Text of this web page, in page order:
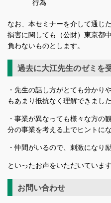
行為
なお、本セミナーを介して通じ
損害に関しても（公財）東京都
負わないものとします。
過去に大江先生のゼミを
・先生の話し方がとても分かり
もあまり抵抗なく理解できました
・事業が異なっても様々な方の
分の事業を考える上でヒントにな
・仲間がいるので、刺激になり
といったお声をいただいています
お問い合わせ